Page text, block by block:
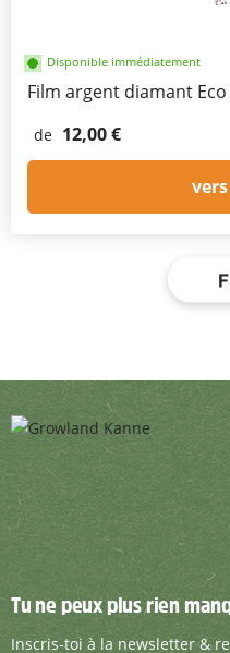
Disponible immédiatement
Film argent diamant Eco
de 12,00 €
Tu ne peux plus rien
Inscris-toi à la
Tu ne peux plus rien
Inscris-toi à la newsletter &